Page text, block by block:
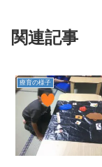
関連記事
療育の様子